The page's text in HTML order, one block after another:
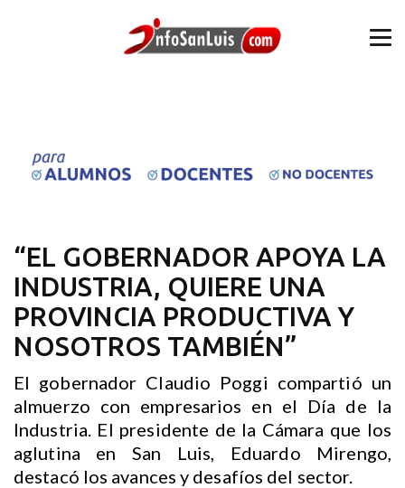
“EL GOBERNADOR APOYA LA
INDUSTRIA, QUIERE UNA
PROVINCIA PRODUCTIVA Y
NOSOTROS TAMBIÉN”
El gobernador Claudio Poggi compartió un
almuerzo con empresarios en el Día de la
Industria. El presidente de la Cámara que los
aglutina en San Luis, Eduardo Mirengo,
destacó los avances y desafíos del sector.